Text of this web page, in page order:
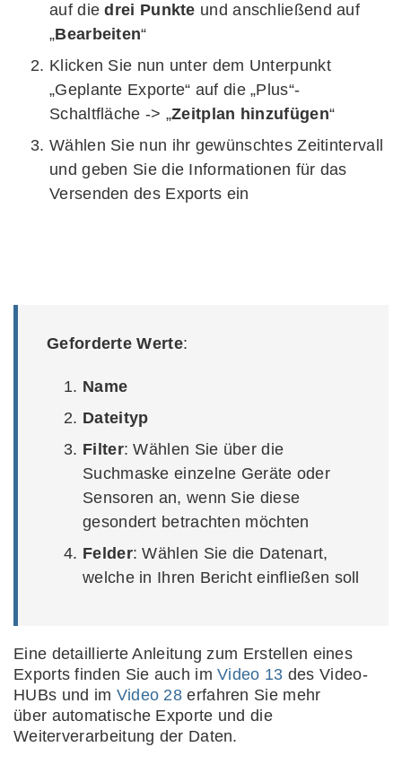
auf diedrei Punkte und anschließend auf
„Bearbeiten“
Klicken Sie nun unter dem Unterpunkt
„Geplante Exporte“ auf die „Plus“-
Schaltfläche -> „Zeitplan hinzufügen“
Wählen Sie nun ihr gewünschtes Zeitintervall
und geben Sie die Informationen für das
Versenden des Exports ein
Geforderte Werte:
Name
Dateityp
Filter: Wählen Sie über die
Suchmaske einzelne Geräte oder
Sensoren an, wenn Sie diese
gesondert betrachten möchten
Felder: Wählen Sie die Datenart,
welche in Ihren Bericht einfließen soll
Eine detaillierte Anleitung zum Erstellen eines
Exports finden Sie auch imVideo 13 des Video-
HUBs und im Video 28 erfahren Sie mehr
über automatische Exporte und die
Weiterverarbeitung der Daten.